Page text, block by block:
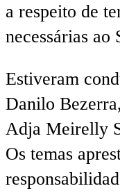
a respeito de
necessárias
Estiveram
Danilo
Adja Meirelly
Os temas